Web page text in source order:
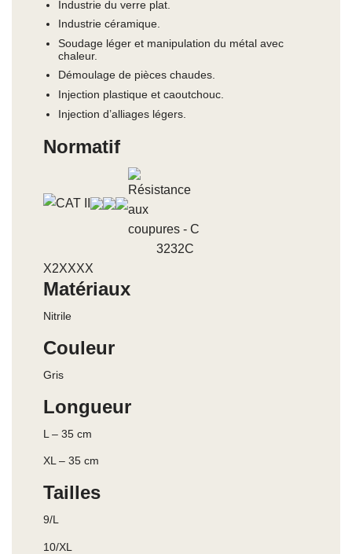
Industrie du verre plat.
Industrie céramique.
Soudage léger et manipulation du métal avec
chaleur.
Démoulage de pièces chaudes.
Injection plastique et caoutchouc.
Injection d’alliages légers.
Normatif
3232C
X2XXXX
Matériaux
Nitrile
Couleur
Gris
Longueur
L – 35 cm
XL – 35 cm
Tailles
9/L
10/XL